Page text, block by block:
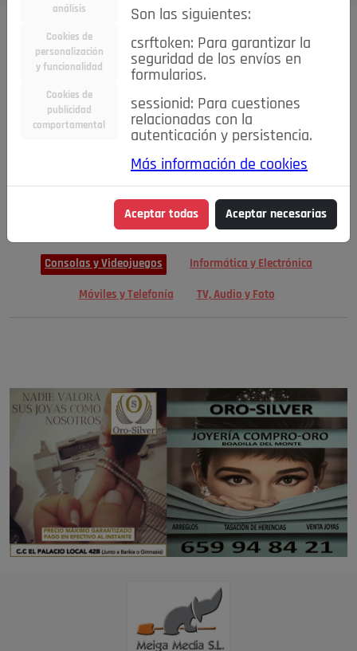
TODAS Deporte Bicicletas Deportes y Ocio
Electrodomésticos
Niños y Bebés Inmobiliaria Construcción y Reformas
Moda Accesorios Ropa Motor
Motor y Accesorios Motos Ocio
Cine, Libros y Música Coleccionismo Otros Otros
Empleo Servicios Tecnología
Consolas y Videojuegos Informática y Electrónica
Móviles y Telefonía TV, Audio y Foto
análisis
Cookies de
personalización
y funcionalidad
Cookies de
publicidad
comportamental
Son las siguientes:
csrftoken: Para garantizar la
seguridad de los envíos en
formularios.
sessionid: Para cuestiones
relacionadas con la
autenticación y persistencia.
Más información de cookies
Aceptar todas Aceptar necesarias